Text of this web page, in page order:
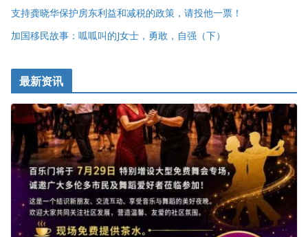
支持龚晓华保护房东利益和减税的政策，请投他一票！
加国移民故事：呱呱叫的J女士，勇敢，自强（下）
最新资讯